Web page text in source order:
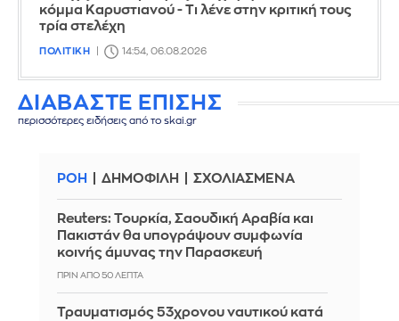
κόμμα Καρυστιανού - Τι λένε στην κριτική τους
τρία στελέχη
ΠΟΛΙΤΙΚΗ 14:54, 06.08.2026
ΔΙΑΒΑΣΤΕ ΕΠΙΣΗΣ
περισσότερες ειδήσεις από το skai.gr
ΡΟΗ ΔΗΜΟΦΙΛΗ ΣΧΟΛΙΑΣΜΕΝΑ
Reuters: Τουρκία, Σαουδική Αραβία και
Πακιστάν θα υπογράψουν συμφωνία
κοινής άμυνας την Παρασκευή
ΠΡΙΝ ΑΠΌ 50 ΛΕΠΤΆ
Τραυματισμός 53χρονου ναυτικού κατά